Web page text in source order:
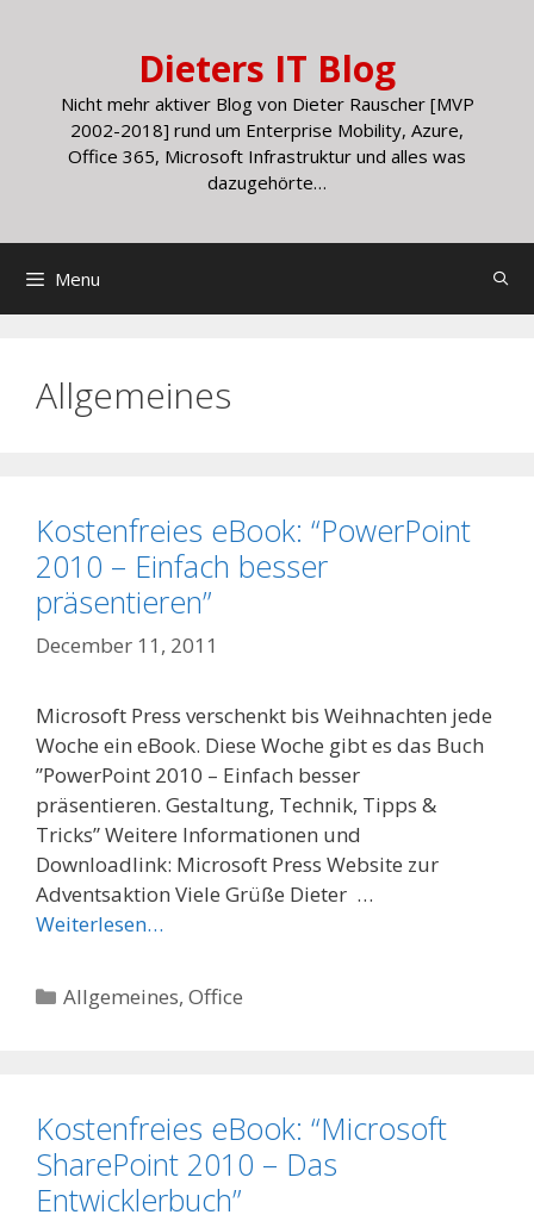
Dieters IT Blog
Nicht mehr aktiver Blog von Dieter Rauscher [MVP
2002-2018] rund um Enterprise Mobility, Azure,
Office 365, Microsoft Infrastruktur und alles was
dazugehörte…
Menu
Allgemeines
Kostenfreies eBook: “PowerPoint
2010 – Einfach besser
präsentieren”
December 11, 2011
Microsoft Press verschenkt bis Weihnachten jede
Woche ein eBook. Diese Woche gibt es das Buch
”PowerPoint 2010 – Einfach besser
präsentieren. Gestaltung, Technik, Tipps &
Tricks” Weitere Informationen und
Downloadlink: Microsoft Press Website zur
Adventsaktion Viele Grüße Dieter …
Weiterlesen…
Categories
Allgemeines,Office
Kostenfreies eBook: “Microsoft
SharePoint 2010 – Das
Entwicklerbuch”